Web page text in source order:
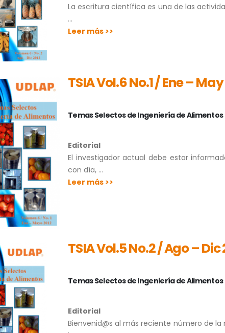
La escritura científica es una de las
…
Leer más >>
TSIA Vol.6 No.1 / Ene – May
Temas Selectos de Ingeniería de Alimentos
Editorial
El investigador actual debe estar
con día, …
Leer más >>
TSIA Vol.5 No.2 / Ago – Dic
Temas Selectos de Ingeniería de Alimentos
Editorial
Bienvenid@s al más reciente número de